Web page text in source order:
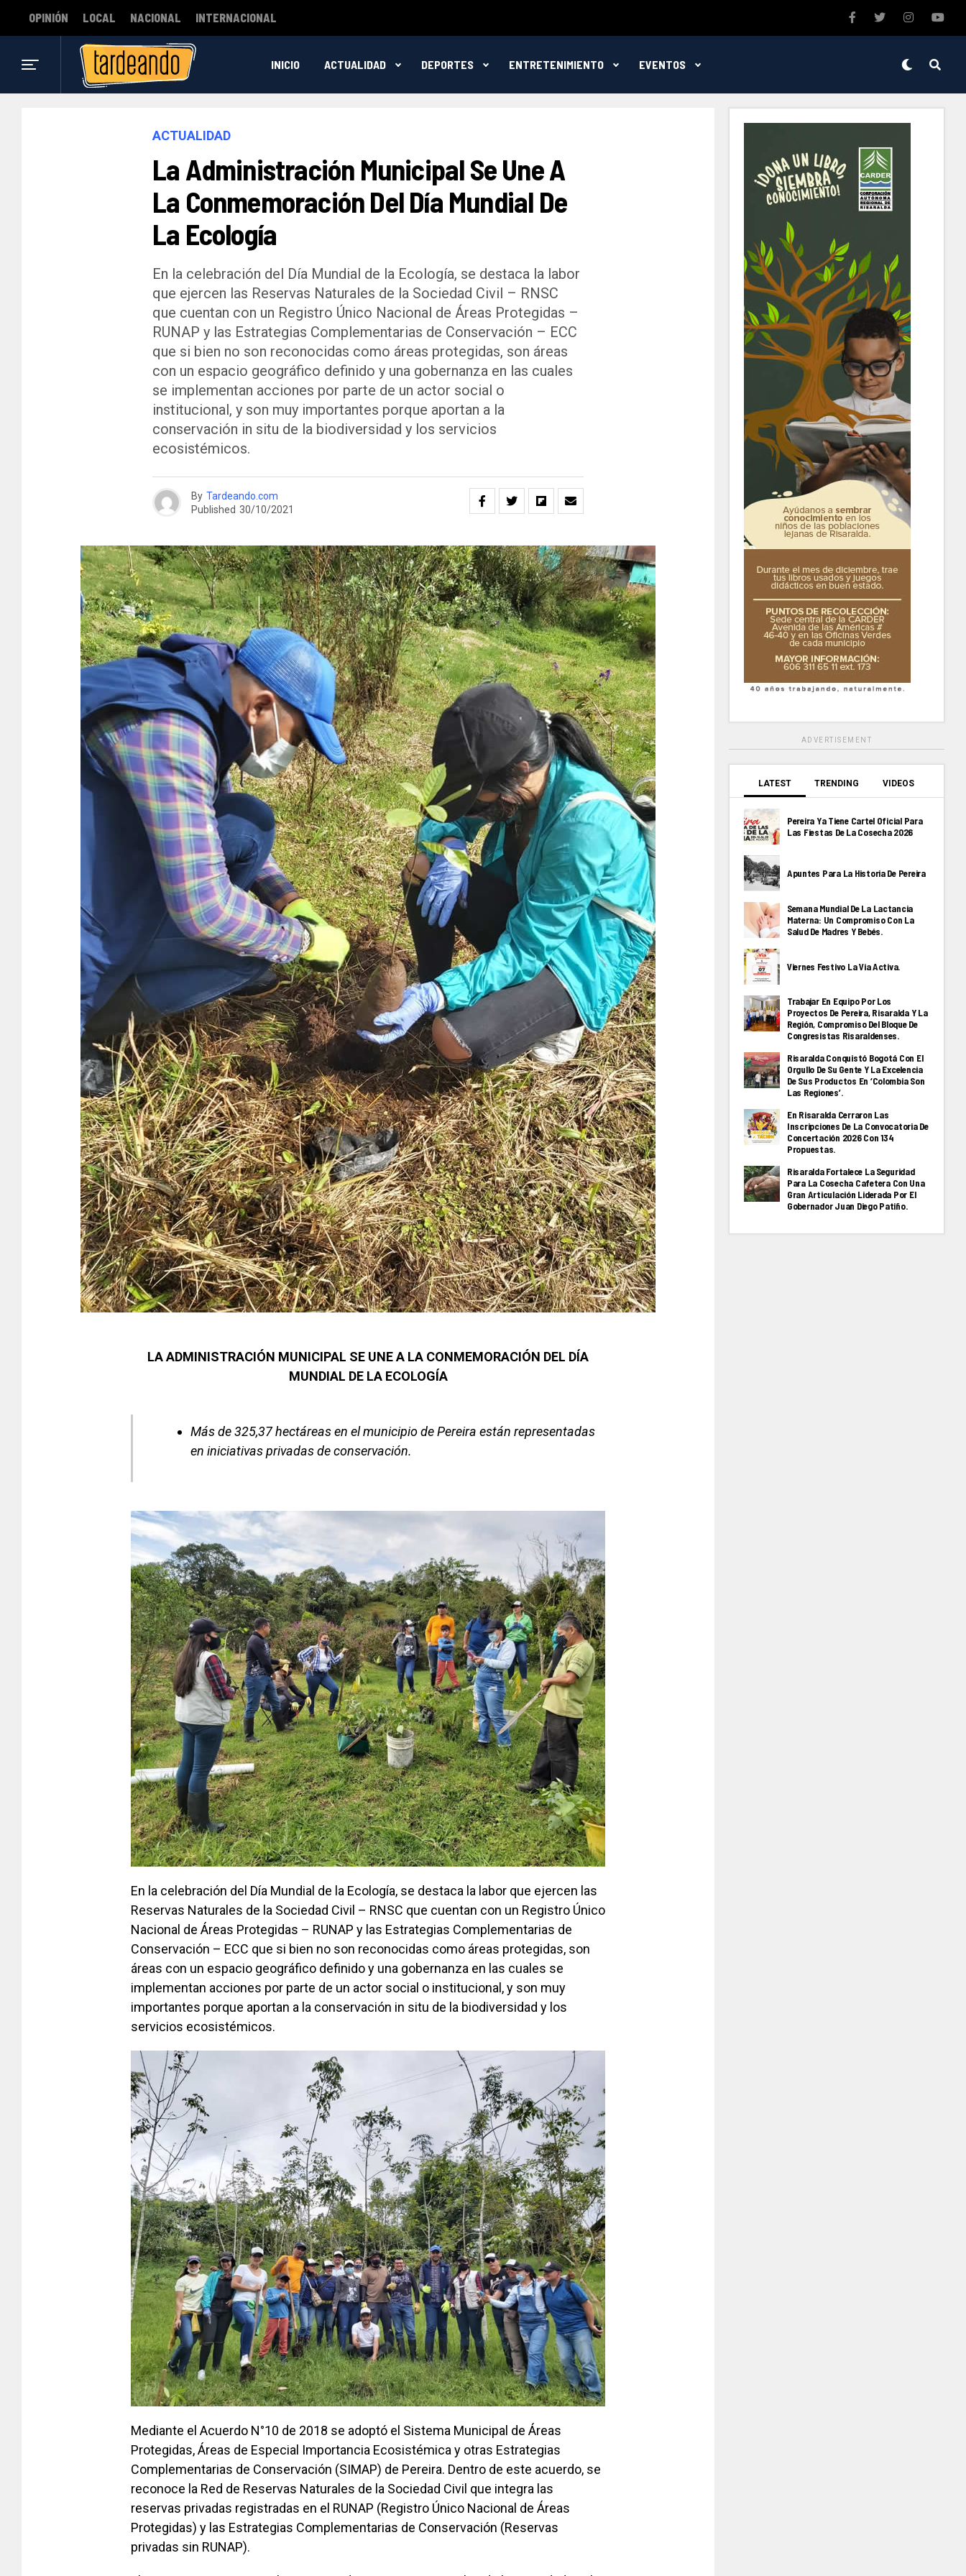
OPINIÓN LOCAL NACIONAL INTERNACIONAL
INICIO ACTUALIDAD DEPORTES ENTRETENIMIENTO EVENTOS
ACTUALIDAD
La Administración Municipal Se Une A
La Conmemoración Del Día Mundial De
La Ecología
En la celebración del Día Mundial de la Ecología, se destaca la labor
que ejercen las Reservas Naturales de la Sociedad Civil – RNSC
que cuentan con un Registro Único Nacional de Áreas Protegidas –
RUNAP y las Estrategias Complementarias de Conservación – ECC
que si bien no son reconocidas como áreas protegidas, son áreas
con un espacio geográfico definido y una gobernanza en las cuales
se implementan acciones por parte de un actor social o
institucional, y son muy importantes porque aportan a la
conservación in situ de la biodiversidad y los servicios
ecosistémicos.
By Tardeando.com
Published 30/10/2021
LA ADMINISTRACIÓN MUNICIPAL SE UNE A LA CONMEMORACIÓN DEL DÍA
MUNDIAL DE LA ECOLOGÍA
Más de 325,37 hectáreas en el municipio de Pereira están representadas
en iniciativas privadas de conservación.
En la celebración del Día Mundial de la Ecología, se destaca la labor que ejercen las
Reservas Naturales de la Sociedad Civil – RNSC que cuentan con un Registro Único
Nacional de Áreas Protegidas – RUNAP y las Estrategias Complementarias de
Conservación – ECC que si bien no son reconocidas como áreas protegidas, son
áreas con un espacio geográfico definido y una gobernanza en las cuales se
implementan acciones por parte de un actor social o institucional, y son muy
importantes porque aportan a la conservación in situ de la biodiversidad y los
servicios ecosistémicos.
Mediante el Acuerdo N°10 de 2018 se adoptó el Sistema Municipal de Áreas
Protegidas, Áreas de Especial Importancia Ecosistémica y otras Estrategias
Complementarias de Conservación (SIMAP) de Pereira. Dentro de este acuerdo, se
reconoce la Red de Reservas Naturales de la Sociedad Civil que integra las
reservas privadas registradas en el RUNAP (Registro Único Nacional de Áreas
Protegidas) y las Estrategias Complementarias de Conservación (Reservas
privadas sin RUNAP).
ADVERTISEMENT
LATEST TRENDING VIDEOS
Pereira Ya Tiene Cartel Oficial Para
Las Fiestas De La Cosecha 2026
Apuntes Para La Historia De Pereira
Semana Mundial De La Lactancia
Materna: Un Compromiso Con La
Salud De Madres Y Bebés.
Viernes Festivo La Via Activa.
Trabajar En Equipo Por Los
Proyectos De Pereira, Risaralda Y La
Región, Compromiso Del Bloque De
Congresistas Risaraldenses.
Risaralda Conquistó Bogotá Con El
Orgullo De Su Gente Y La Excelencia
De Sus Productos En ‘Colombia Son
Las Regiones’.
En Risaralda Cerraron Las
Inscripciones De La Convocatoria De
Concertación 2026 Con 134
Propuestas.
Risaralda Fortalece La Seguridad
Para La Cosecha Cafetera Con Una
Gran Articulación Liderada Por El
Gobernador Juan Diego Patiño.